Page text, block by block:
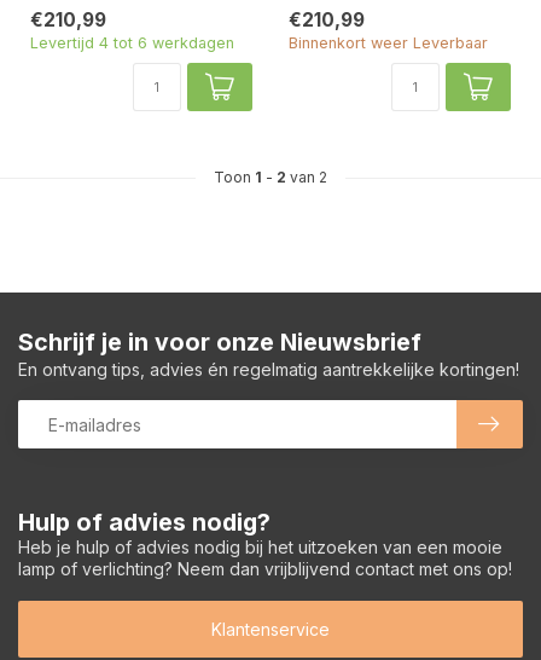
€210,99
Levertijd 4 tot 6 werkdagen
€210,99
Binnenkort weer Leverbaar
Toon 1 - 2 van 2
Hulp of advies nodig?
Heb je hulp of advies nodig bij het uitzoeken van een mooie
lamp of verlichting? Neem dan vrijblijvend contact met ons op!
Klantenservice
Schrijf je in voor onze Nieuwsbrief
En ontvang tips, advies én regelmatig aantrekkelijke kortingen!